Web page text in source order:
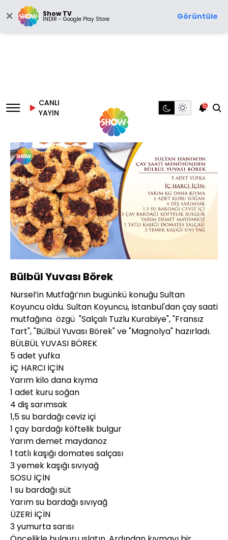
Show TV
İNDİR - Google Play Store Görüntüle
CANLI
YAYIN
5
Sesi
Aç
360P
Yüklendi:
10.14%
Hızı
Bülbül Yuvası Börek
Nursel’in Mutfağı’nın bugünkü konuğu Sultan
Koyuncu oldu. Sultan Koyuncu, İstanbul'dan çay saati
mutfağına özgü "Salçalı Tuzlu Kurabiye", "Fransız
Tart", "Bülbül Yuvası Börek" ve "Magnolya" hazırladı.
BÜLBÜL YUVASI BÖREK
5 adet yufka
İÇ HARCI İÇİN
Yarım kilo dana kıyma
1 adet kuru soğan
4 diş sarımsak
1,5 su bardağı ceviz içi
1 çay bardağı köftelik bulgur
Yarım demet maydanoz
1 tatlı kaşığı domates salçası
3 yemek kaşığı sıvıyağ
SOSU İÇİN
1 su bardağı süt
Yarım su bardağı sıvıyağ
ÜZERİ İÇİN
3 yumurta sarısı